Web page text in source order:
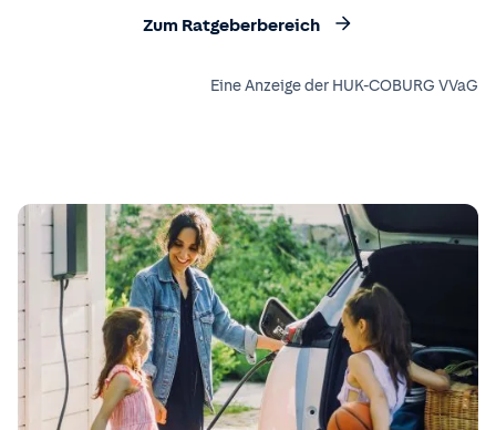
Zum Ratgeberbereich
Eine Anzeige der HUK-COBURG VVaG